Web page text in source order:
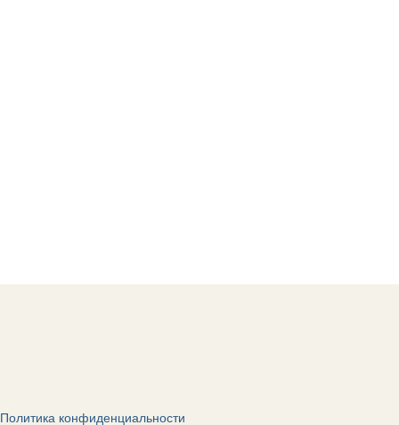
Политика конфиденциальности